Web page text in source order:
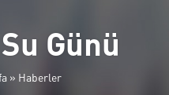
Günü
» Haberler